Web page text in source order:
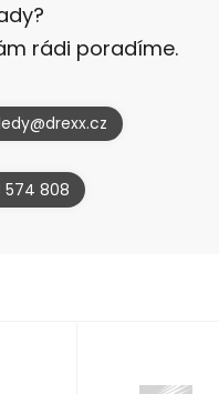
rádi poradíme.
574 808